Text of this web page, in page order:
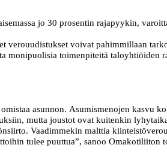
jo 30 prosentin rajapyykin,
voivat pahimmillaan
toimenpiteitä taloyhtiöiden
asunnon. Asumismenojen kasvu
mutta joustot ovat kuitenkin
Vaadimmekin malttia
tulee puuttua”, sanoo Omakotiliiton